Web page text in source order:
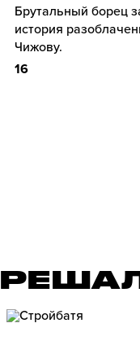
Брутальный борец
история
Чижову.
16